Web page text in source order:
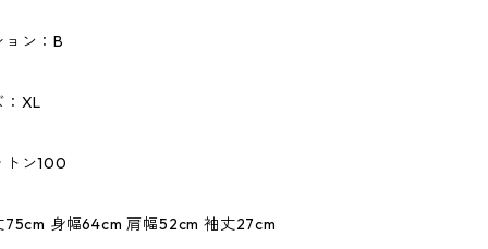
ン：B
XL
ン100
身幅64cm 肩幅52cm 袖丈27cm